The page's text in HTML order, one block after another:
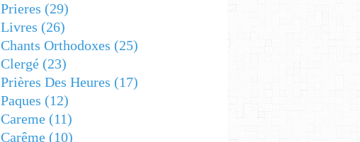
Prieres (29)
Livres (26)
Chants Orthodoxes (25)
Clergé (23)
Prières Des Heures (17)
Paques (12)
Careme (11)
Carême (10)